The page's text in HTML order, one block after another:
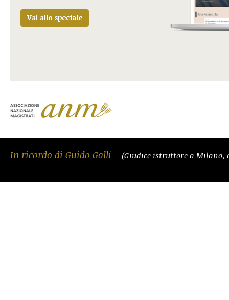
Vai allo speciale
In ricordo di Guido Galli (Giudice istruttore a Milano,